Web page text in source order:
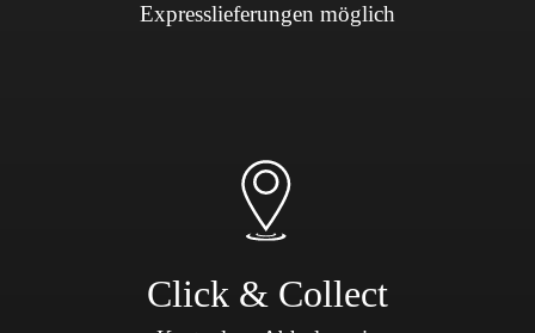
Expresslieferungen möglich
Click & Collect